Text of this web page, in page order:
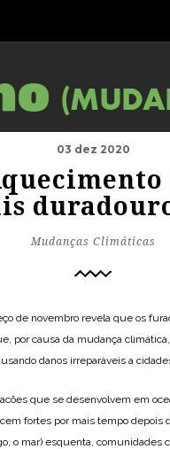
03 dez 2020
Mudanças Climáticas
de novembro revela que os
por causa da mudança
danos irreparáveis a
que se desenvolvem em
fortes por mais tempo depois
o mar) esquenta, comunidades